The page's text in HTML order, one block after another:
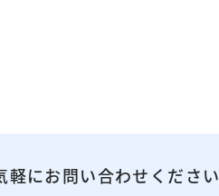
にお問い合わせください